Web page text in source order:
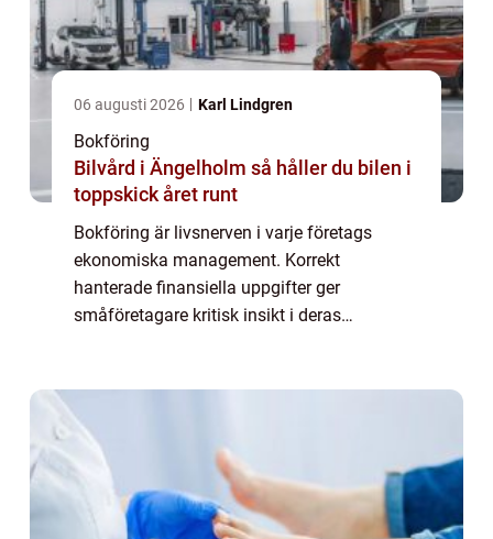
06 augusti 2026 Karl Lindgren
Bokföring
Bilvård i Ängelholm så håller du bilen i
toppskick året runt
Bokföring är livsnerven i varje företags
ekonomiska management. Korrekt
hanterade finansiella uppgifter ger
småföretagare kritisk insikt i deras